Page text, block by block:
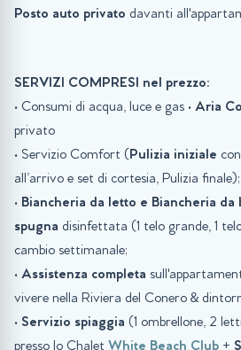
Posto auto privato davanti
SERVIZI COMPRESI nel prezzo:
• Consumi di acqua, luce e gas • Aria
privato
• Servizio Comfort (Pulizia iniziale
all’arrivo e set di cortesia, Pulizia finale);
• Biancheria da letto e Biancheria da
spugna disinfettata (1 telo grande, 1
cambio settimanale;
• Assistenza completa
vivere nella Riviera del Conero &
• Servizio spiaggia (1 ombrellone, 2